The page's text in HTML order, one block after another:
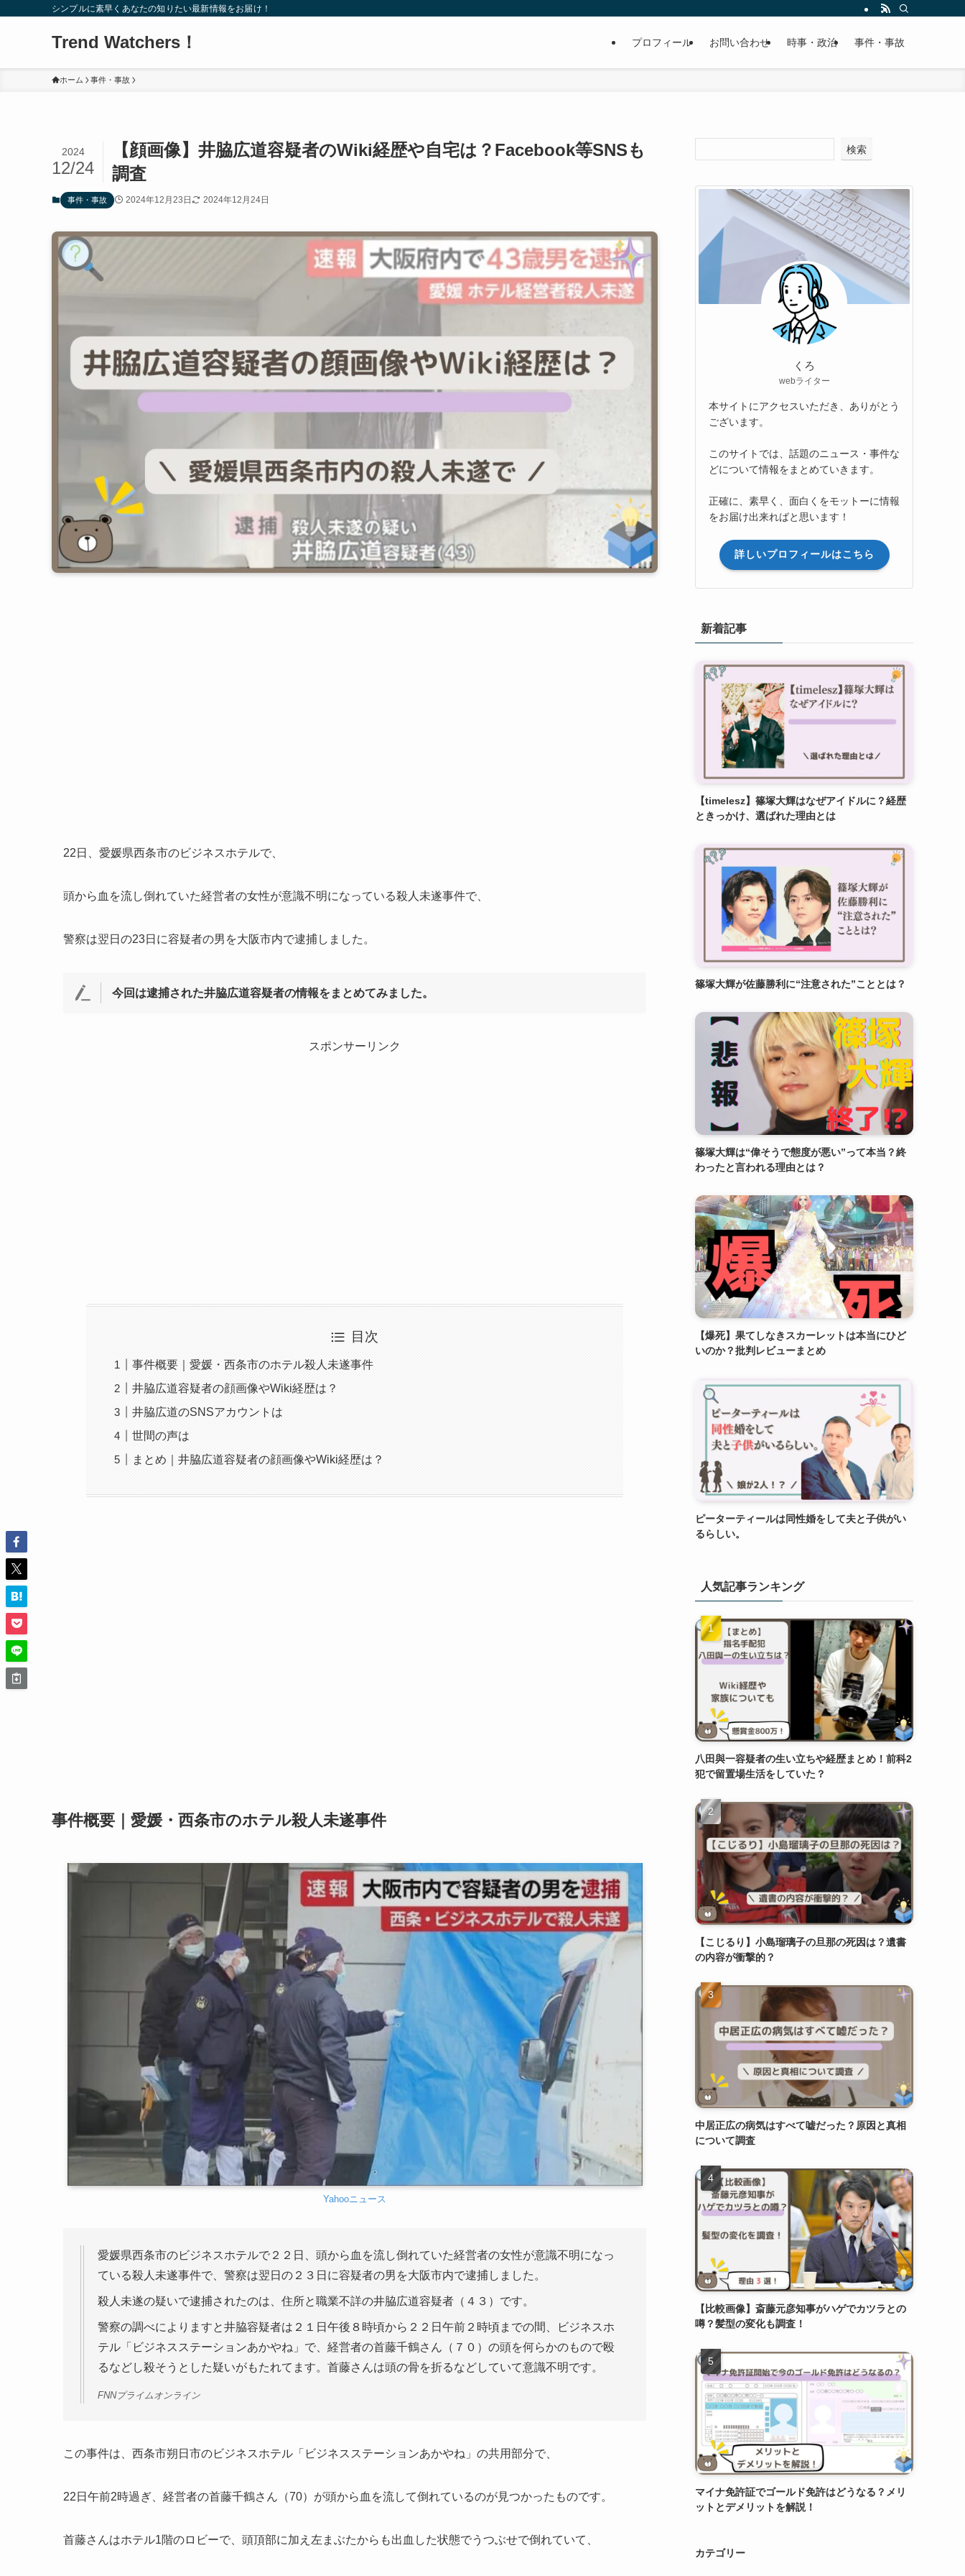
シンプルに素早くあなたの知りたい最新情報をお届け！
Trend Watchers！ プロフィール お問い合わせ 時事・政治 事件・事故
ホーム 事件・事故
【顔画像】井脇広道容疑者のWiki経歴や自宅は？Facebook等SNSも
調査
2024
12/24
事件・事故 2024年12月23日 2024年12月24日
22日、愛媛県西条市のビジネスホテルで、
頭から血を流し倒れていた経営者の女性が意識不明になっている殺人未遂事件で、
警察は翌日の23日に容疑者の男を大阪市内で逮捕しました。
今回は逮捕された井脇広道容疑者の情報をまとめてみました。
スポンサーリンク
目次
事件概要｜愛媛・西条市のホテル殺人未遂事件
井脇広道容疑者の顔画像やWiki経歴は？
井脇広道のSNSアカウントは
世間の声は
まとめ｜井脇広道容疑者の顔画像やWiki経歴は？
事件概要｜愛媛・西条市のホテル殺人未遂事件
Yahooニュース
愛媛県西条市のビジネスホテルで２２日、頭から血を流し倒れていた経営者の女性が意識不明になっ
ている殺人未遂事件で、警察は翌日の２３日に容疑者の男を大阪市内で逮捕しました。
殺人未遂の疑いで逮捕されたのは、住所と職業不詳の井脇広道容疑者（４３）です。
警察の調べによりますと井脇容疑者は２１日午後８時頃から２２日午前２時頃までの間、ビジネスホ
テル「ビジネスステーションあかやね」で、経営者の首藤千鶴さん（７０）の頭を何らかのもので殴
るなどし殺そうとした疑いがもたれてます。首藤さんは頭の骨を折るなどしていて意識不明です。
FNNプライムオンライン
この事件は、西条市朔日市のビジネスホテル「ビジネスステーションあかやね」の共用部分で、
22日午前2時過ぎ、経営者の首藤千鶴さん（70）が頭から血を流して倒れているのが見つかったものです。
首藤さんはホテル1階のロビーで、頭頂部に加え左まぶたからも出血した状態でうつぶせで倒れていて、
検索
くろ
webライター
本サイトにアクセスいただき、ありがとう
ございます。
このサイトでは、話題のニュース・事件な
どについて情報をまとめていきます。
正確に、素早く、面白くをモットーに情報
をお届け出来ればと思います！
詳しいプロフィールはこちら
新着記事
【timelesz】篠塚大輝はなぜアイドルに？経歴
ときっかけ、選ばれた理由とは
篠塚大輝が佐藤勝利に“注意された”こととは？
篠塚大輝は“偉そうで態度が悪い”って本当？終
わったと言われる理由とは？
【爆死】果てしなきスカーレットは本当にひど
いのか？批判レビューまとめ
ピーターティールは同性婚をして夫と子供がい
るらしい。
人気記事ランキング
八田與一容疑者の生い立ちや経歴まとめ！前科2
犯で留置場生活をしていた？
【こじるり】小島瑠璃子の旦那の死因は？遺書
の内容が衝撃的？
中居正広の病気はすべて嘘だった？原因と真相
について調査
【比較画像】斎藤元彦知事がハゲでカツラとの
噂？髪型の変化も調査！
マイナ免許証でゴールド免許はどうなる？メリ
ットとデメリットを解説！
カテゴリー